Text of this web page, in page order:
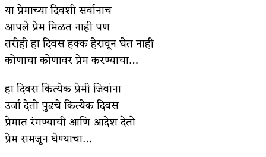
या प्रेमाच्या दिवशी सर्वानाच
आपले प्रेम मिळत नाही पण
तरीही हा दिवस हक्क हेरावून घेत नाही
कोणाचा कोणावर प्रेम करण्याचा…
हा दिवस कित्येक प्रेमी जिवांना
उर्जा देतो पुढचे कित्येक दिवस
प्रेमात रंगण्याची आणि आदेश देतो
प्रेम समजून घेण्याचा…